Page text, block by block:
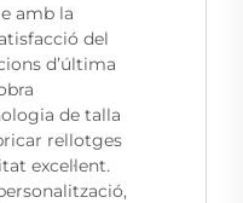
amb la
del
d’última
de talla
rellotges
excel·lent.